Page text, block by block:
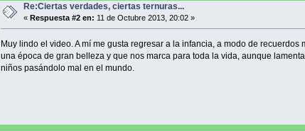
Re:Ciertas verdades, ciertas ternuras...
« Respuesta #2 en: 11 de Octubre 2013, 20:02 »
Muy lindo el video. A mí me gusta regresar a la infancia, a modo de recuerdos
una época de gran belleza y que nos marca para toda la vida, aunque
niños pasándolo mal en el mundo.